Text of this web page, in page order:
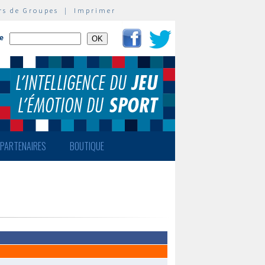
de Groupes | Imprimer
PARTENAIRES BOUTIQUE